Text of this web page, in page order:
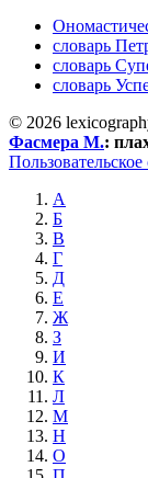
словарь
словарь
словарь
© 2026
Фасмера М.:
А
Б
В
Г
Д
Е
Ж
З
И
К
Л
М
Н
О